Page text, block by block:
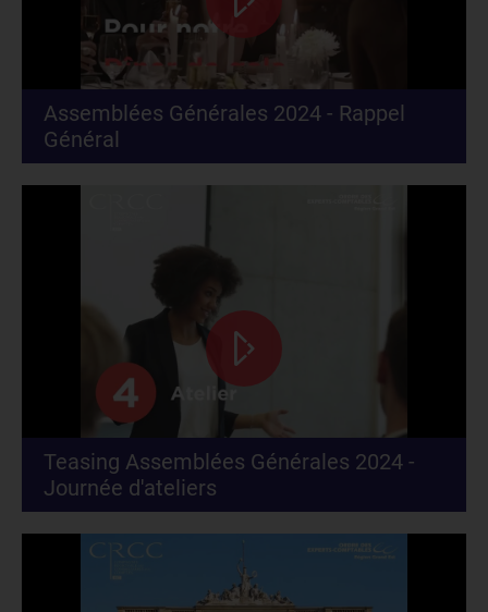
Assemblées Générales 2024 - Rappel
Général
Teasing Assemblées Générales 2024 -
Journée d'ateliers